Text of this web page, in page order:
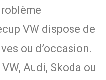
VW dispose de
ou d’occasion.
Audi, Skoda ou